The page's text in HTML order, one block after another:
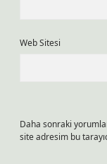
Web Sitesi
Daha sonraki
site adresim bu